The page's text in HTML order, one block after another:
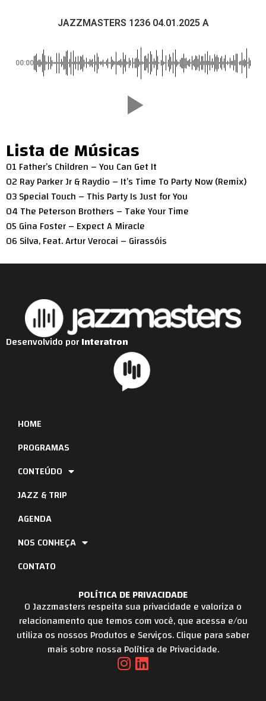
JAZZMASTERS 1236 04.01.2025 A
00:00
Lista de Músicas
01 Father’s Children – You Can Get It
02 Ray Parker Jr & Raydio – It’s Time To Party Now (Remix)
03 Special Touch – This Party Is Just for You
04 The Peterson Brothers – Take Your Time
05 Gina Foster – Expect A Miracle
06 Silva, Feat. Artur Verocai – Girassóis
POLÍTICA DE PRIVACIDADE
O Jazzmasters respeita sua privacidade e valoriza o
relacionamento que temos com você, que acessa e/ou
utiliza os nossos Produtos e Serviços. Clique para saber
mais sobre nossa Política de Privacidade.
HOME
PROGRAMAS
CONTEÚDO
JAZZ & TRIP
AGENDA
NOS CONHEÇA
CONTATO
Desenvolvido porInteratron